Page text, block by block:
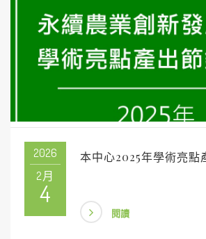
2026
2月
4
本中心2025年學術亮點
閱讀